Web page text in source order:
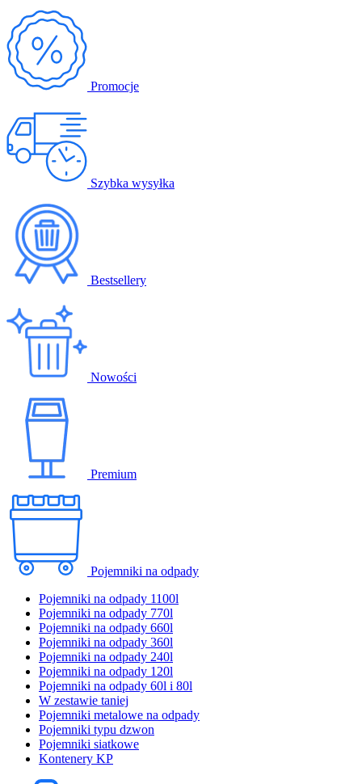
Promocje
Szybka wysyłka
Bestsellery
Nowości
Premium
Pojemniki na odpady
Pojemniki na odpady 1100l
Pojemniki na odpady 770l
Pojemniki na odpady 660l
Pojemniki na odpady 360l
Pojemniki na odpady 240l
Pojemniki na odpady 120l
Pojemniki na odpady 60l i 80l
W zestawie taniej
Pojemniki metalowe na odpady
Pojemniki typu dzwon
Pojemniki siatkowe
Kontenery KP